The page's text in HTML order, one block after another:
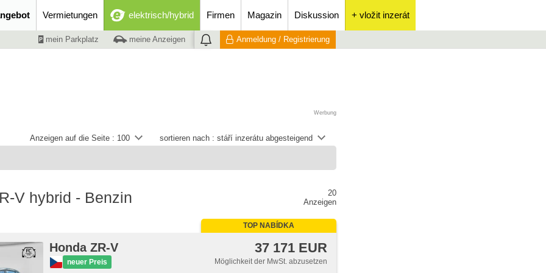
Vermietungen elektrisch/hybrid Firmen Magazin Diskussion + vložit inzerát
mein Parkplatz meine Anzeigen Anmeldung / Registrierung
Werbung
sortieren nach : stáří inzerátu abgesteigend
Anzeigen auf die Seite : 100
V hybrid - Benzin
20
Anzeigen
TOP NABÍDKA
Honda ZR-V
neuer Preis
37 171 EUR
Möglichkeit der MwSt. abzusetzen